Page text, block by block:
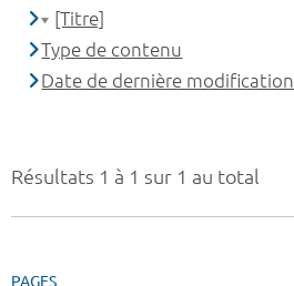
Résultats 1 à 1 sur 1 au total
PAGES
[Titre]
Type de contenu
Date de dernière modification